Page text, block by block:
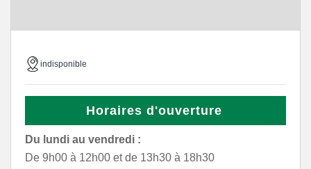
indisponible
Horaires d'ouverture
Du lundi au vendredi :
De 9h00 à 12h00 et de 13h30 à 18h30